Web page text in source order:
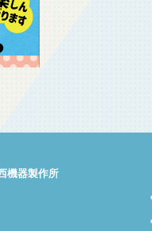
機器製作所